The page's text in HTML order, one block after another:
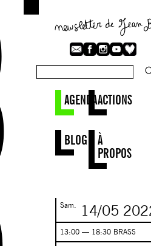
AGENDAACTIONS
BLOG
À
PROPOS
Sam. 14/05
13:00 — 18:30 BRASS